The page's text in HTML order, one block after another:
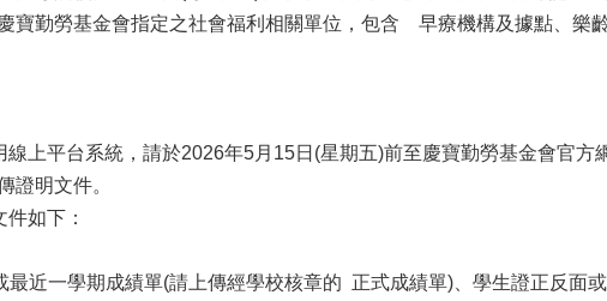
寶勤勞基金會指定之社會福利相關單位，包含 早療機構及據點、樂
線上平台系統，請於2026年5月15日(星期五)前至慶寶勤勞基金會官
證明文件。
如下：
最近一學期成績單(請上傳經學校核章的 正式成績單)、學生證正反